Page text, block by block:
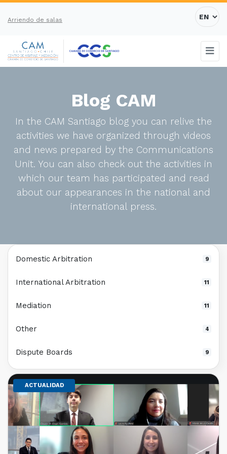
Arriendo de salas
Blog CAM
In the CAM Santiago blog you can relive the
activities we have organized through videos
and news prepared by the Communications
Unit. You can also check out the activities in
which our team has participated and read
about our appearances in the national and
international press.
ACTUALIDAD
Domestic Arbitration 9
International Arbitration 11
Mediation 11
Other 4
Dispute Boards 9